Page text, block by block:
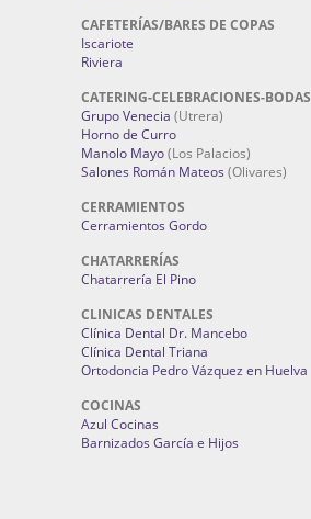
CAFETERÍAS/BARES DE COPAS
Iscariote
Riviera
CATERING-CELEBRACIONES-BODAS
Grupo Venecia (Utrera)
Horno de Curro
Manolo Mayo(Los Palacios)
Salones Román Mateos (Olivares)
CERRAMIENTOS
Cerramientos Gordo
CHATARRERÍAS
Chatarrería El Pino
CLINICAS DENTALES
Clínica Dental Dr. Mancebo
Clínica Dental Triana
Ortodoncia Pedro Vázquez en Huelva
COCINAS
Azul Cocinas
Barnizados García e Hijos